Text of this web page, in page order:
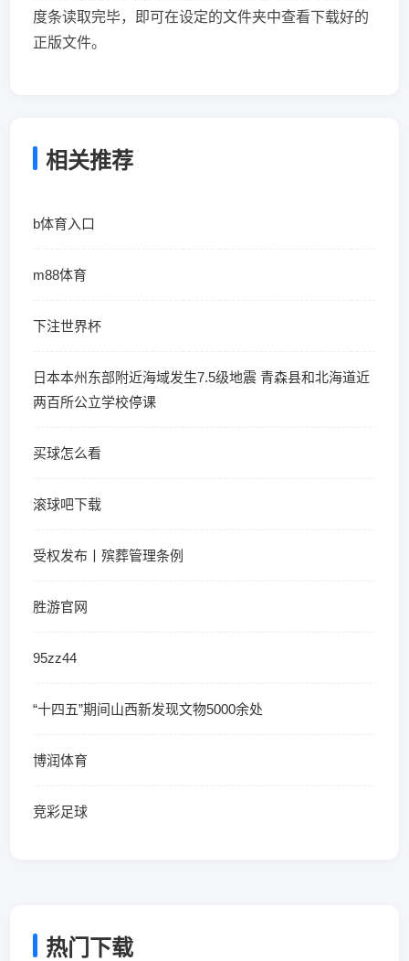
度条读取完毕，即可在设定的文件夹中查看下载好的
正版文件。
相关推荐
b体育入口
m88体育
下注世界杯
日本本州东部附近海域发生7.5级地震 青森县和北海道近
两百所公立学校停课
买球怎么看
滚球吧下载
受权发布丨殡葬管理条例
胜游官网
95zz44
“十四五”期间山西新发现文物5000余处
博润体育
竞彩足球
热门下载